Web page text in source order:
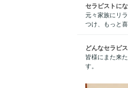
セラピストに
元々家族にリ
つけ、もっと
どんなセラピ
皆様にまた来
す。